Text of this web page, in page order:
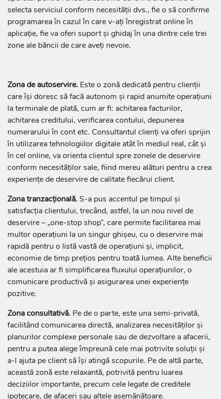
selecta serviciul conform necesității dvs., fie o să confirme
programarea în cazul în care v-ați înregistrat online în
aplicație, fie va oferi suport și ghidaj în una dintre cele trei
zone ale băncii de care aveți nevoie.
Zona de autoservire. Este o zonă dedicată pentru clienții
care își doresc să facă autonom și rapid anumite operațiuni
la terminale de plată, cum ar fi: achitarea facturilor,
achitarea creditului, verificarea contului, depunerea
numerarului în cont etc. Consultantul clienți va oferi sprijin
în utilizarea tehnologiilor digitale atât în mediul real, cât și
în cel online, va orienta clientul spre zonele de deservire
conform necesităților sale, fiind mereu alături pentru a crea
experiențe de deservire de calitate fiecărui client.
Zona tranzacțională.S-a pus accentul pe timpul și
satisfacția clientului, trecând, astfel, la un nou nivel de
deservire – „one-stop shop”, care permite facilitarea mai
multor operațiuni la un singur ghișeu, cu o deservire mai
rapidă pentru o listă vastă de operațiuni și, implicit,
economie de timp prețios pentru toată lumea. Alte beneficii
ale acestuia ar fi simplificarea fluxului operațiunilor, o
comunicare productivă și asigurarea unei experiențe
pozitive.
Zona consultativă. Pe de o parte, este una semi-privată,
facilitând comunicarea directă, analizarea necesităților și
planurilor complexe personale sau de dezvoltare a afacerii,
pentru a putea alege împreună cele mai potrivite soluții și
a-l ajuta pe client să își atingă scopurile. Pe de altă parte,
această zonă este relaxantă, potrivită pentru luarea
deciziilor importante, precum cele legate de creditele
ipotecare, de afaceri sau altele asemănătoare.